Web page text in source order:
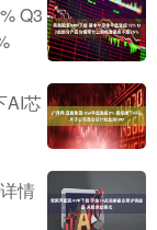
Q3
AI芯
情